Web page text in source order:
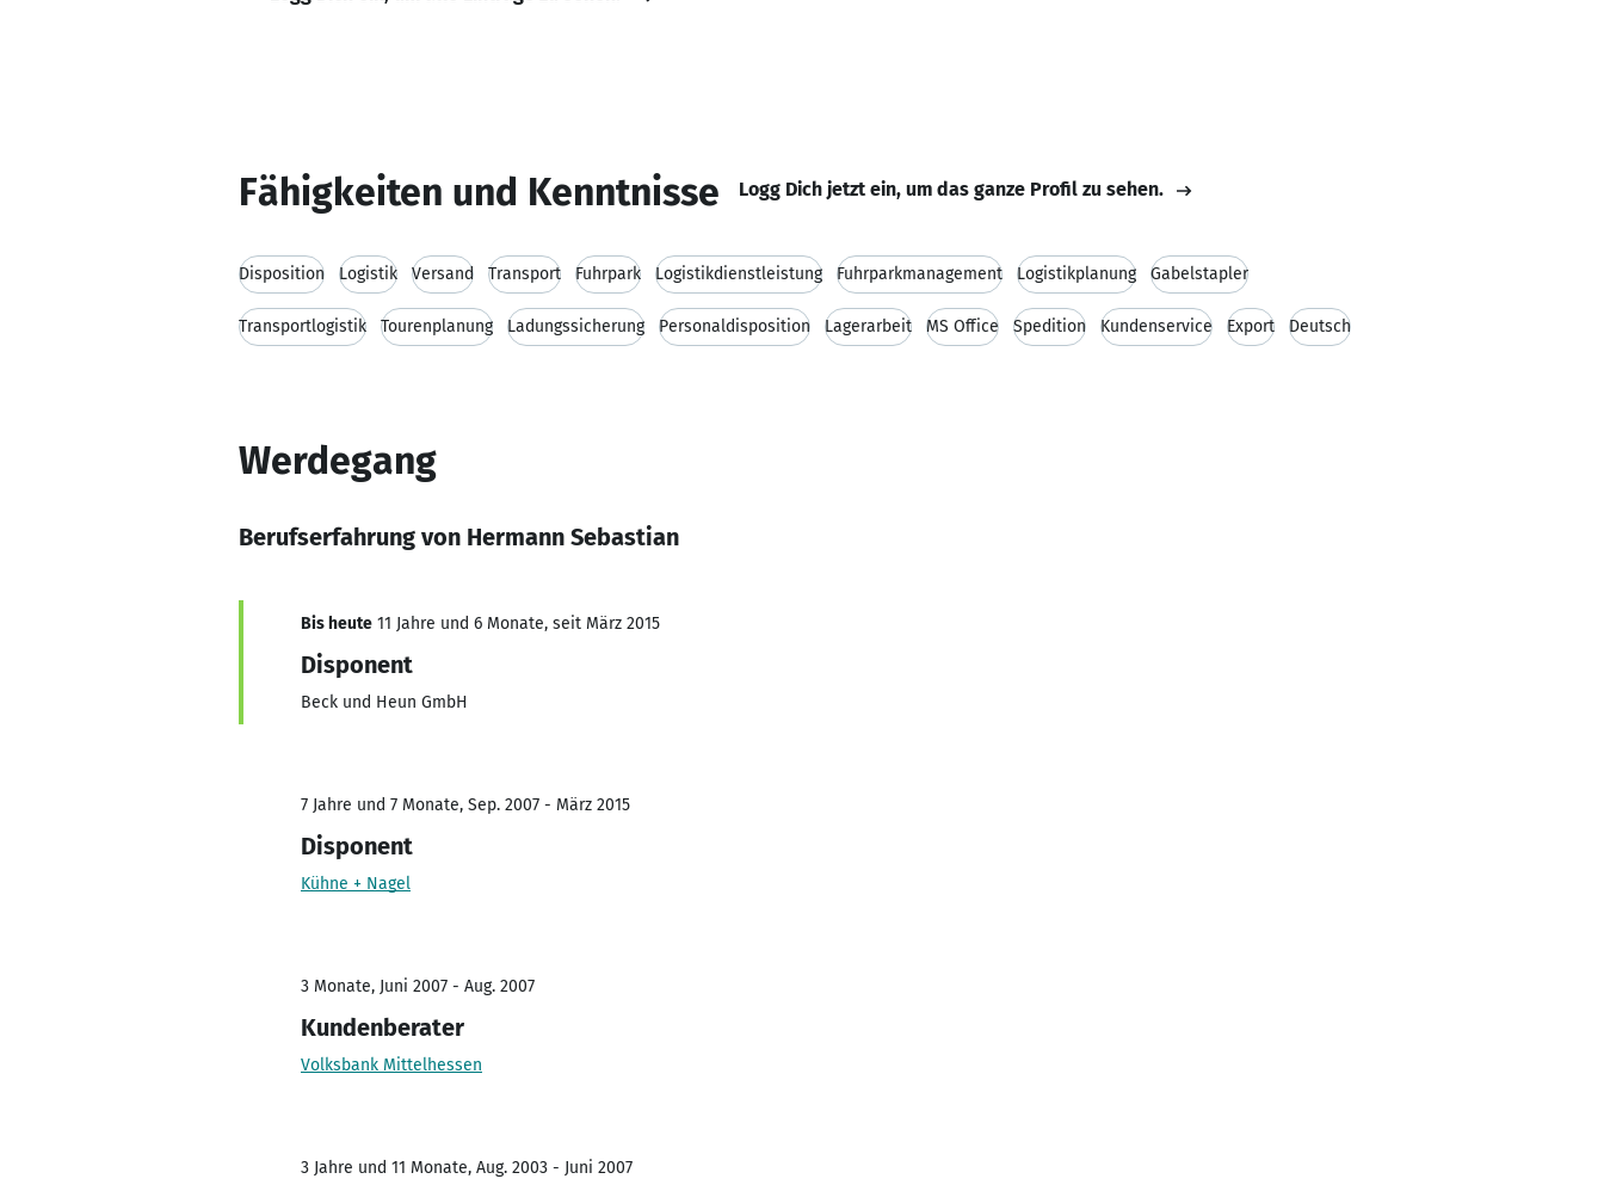
Fähigkeiten und Kenntnisse Logg Dich jetzt ein, um das ganze Profil zu sehen.
Disposition Logistik Versand Transport Fuhrpark Logistikdienstleistung Fuhrparkmanagement Logistikplanung Gabelstapler
Transportlogistik Tourenplanung Ladungssicherung Personaldisposition Lagerarbeit MS Office Spedition Kundenservice Export Deutsch
Werdegang
Berufserfahrung von Hermann Sebastian
Bis heute 11 Jahre und 6 Monate, seit März 2015
Disponent
Beck und Heun GmbH
7 Jahre und 7 Monate, Sep. 2007 - März 2015
Disponent
Kühne + Nagel
3 Monate, Juni 2007 - Aug. 2007
Kundenberater
Volksbank Mittelhessen
3 Jahre und 11 Monate, Aug. 2003 - Juni 2007